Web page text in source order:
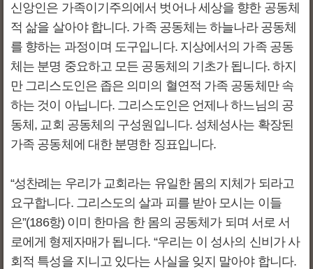
신앙인은 가족이기주의에서 벗어나 세상을 향한 공동체
적 삶을 살아야 합니다. 가족 공동체는 하늘나라 공동체
를 향하는 과정이며 도구입니다. 지상에서의 가족 공동
체는 분명 중요하고 모든 공동체의 기초가 됩니다. 하지
만 그리스도인은 좁은 의미의 혈연적 가족 공동체만 속
하는 것이 아닙니다. 그리스도인은 언제나 하느님의 공
동체, 교회 공동체의 구성원입니다. 성체성사는 확장된
가족 공동체에 대한 분명한 징표입니다.
“성찬례는 우리가 교회라는 유일한 몸의 지체가 되라고
요구합니다. 그리스도의 살과 피를 받아 모시는 이들
은”(186항) 이미 한마음 한 몸의 공동체가 되며 서로 서
로에게 형제자매가 됩니다. “우리는 이 성사의 신비가 사
회적 특성을 지니고 있다는 사실을 잊지 말아야 합니다.